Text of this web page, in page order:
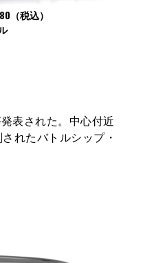
（税込）
表された。中心付近
れたバトルシップ・